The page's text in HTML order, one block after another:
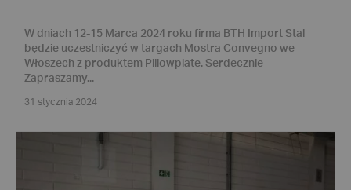
W dniach 12-15 Marca 2024 roku firma BTH Import Stal
będzie uczestniczyć w targach Mostra Convegno we
Włoszech z produktem Pillowplate. Serdecznie
Zapraszamy...
31 stycznia 2024